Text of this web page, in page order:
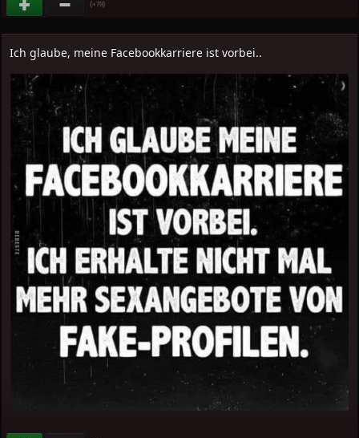
(+79)
Ich glaube, meine Facebookkarriere ist vorbei..